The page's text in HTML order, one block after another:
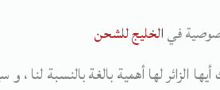
فيالخليج للشحن
الزائر لها أهمية بالغة بالنسبة لنا